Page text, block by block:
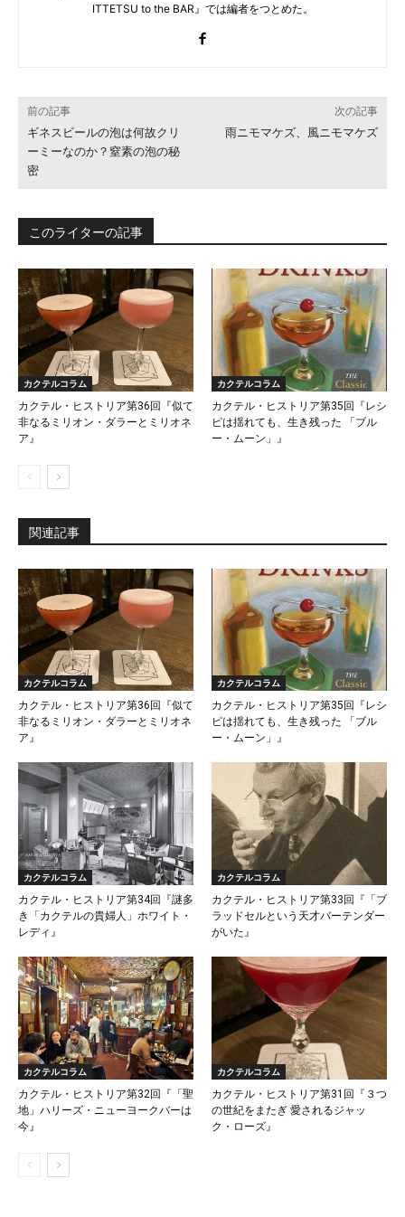
ITTETSU to the BAR』では編者をつとめた。
前の記事
ギネスビールの泡は何故クリ
ーミーなのか？窒素の泡の秘
密
次の記事
雨ニモマケズ、風ニモマケズ
このライターの記事
カクテルコラム
カクテル・ヒストリア第36回『似て
非なるミリオン・ダラーとミリオネ
ア』
カクテルコラム
カクテル・ヒストリア第35回『レシ
ピは揺れても、生き残った 「ブル
ー・ムーン」』
関連記事
カクテルコラム
カクテル・ヒストリア第36回『似て
非なるミリオン・ダラーとミリオネ
ア』
カクテルコラム
カクテル・ヒストリア第35回『レシ
ピは揺れても、生き残った 「ブル
ー・ムーン」』
カクテルコラム
カクテル・ヒストリア第34回『謎多
き「カクテルの貴婦人」ホワイト・
レディ』
カクテルコラム
カクテル・ヒストリア第33回『「ブ
ラッドセルという天才バーテンダー
がいた』
カクテルコラム
カクテル・ヒストリア第32回『「聖
地」ハリーズ・ニューヨークバーは
今』
カクテルコラム
カクテル・ヒストリア第31回『３つ
の世紀をまたぎ 愛されるジャッ
ク・ローズ』